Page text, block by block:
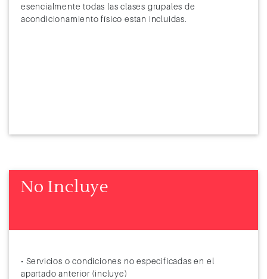
esencialmente todas las clases grupales de
acondicionamiento físico estan incluidas.
No Incluye
• Servicios o condiciones no especificadas en el
apartado anterior (incluye)